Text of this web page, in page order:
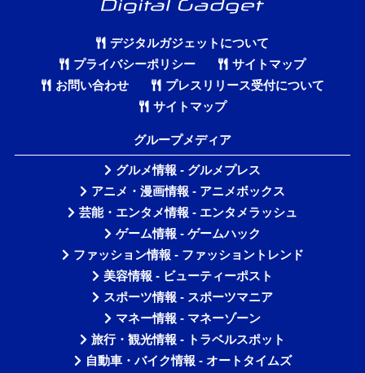
デジタルガジェットについて
プライバシーポリシー
サイトマップ
お問い合わせ
プレスリリース受付について
サイトマップ
グループメディア
グルメ情報 - グルメプレス
アニメ・漫画情報 - アニメボックス
芸能・エンタメ情報 - エンタメラッシュ
ゲーム情報 - ゲームハック
ファッション情報 - ファッショントレンド
美容情報 - ビューティーポスト
スポーツ情報 - スポーツマニア
マネー情報 - マネーゾーン
旅行・観光情報 - トラベルスポット
自動車・バイク情報 - オートタイムズ